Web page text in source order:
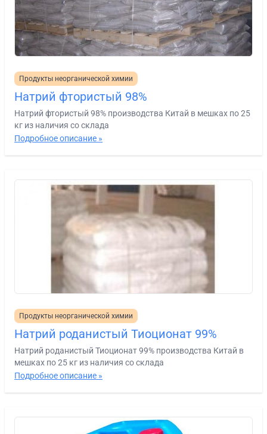
Продукты неорганической химии
Натрий фтористый 98%
Натрий фтористый 98% производства Китай в мешках по 25
кг из наличия со склада
Подробное описание »
Продукты неорганической химии
Натрий роданистый Тиоционат 99%
Натрий роданистый Тиоционат 99% производства Китай в
мешках по 25 кг из наличия со склада
Подробное описание »